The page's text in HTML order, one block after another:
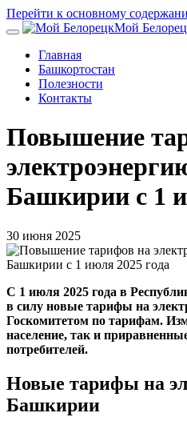
Перейти к основному
Мой
Главная
Башкортостан
Полезности
Контакты
Повышение
Башкирии с 1
30 июня 2025
С 1 июля 2025 года в
в силу новые тарифы на
Госкомитетом по тарифам.
население, так и
потребителей.
Новые тарифы на
Башкирии